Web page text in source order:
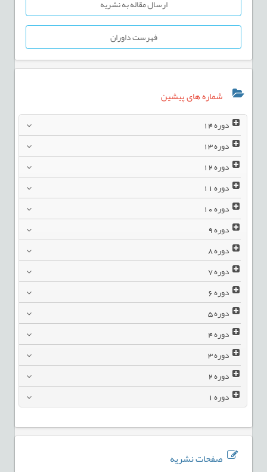
ارسال مقاله به نشریه
فهرست داوران
شماره های پیشین
دوره14
دوره13
دوره12
دوره11
دوره10
دوره9
دوره8
دوره7
دوره6
دوره5
دوره4
دوره3
دوره2
دوره1
صفحات نشریه